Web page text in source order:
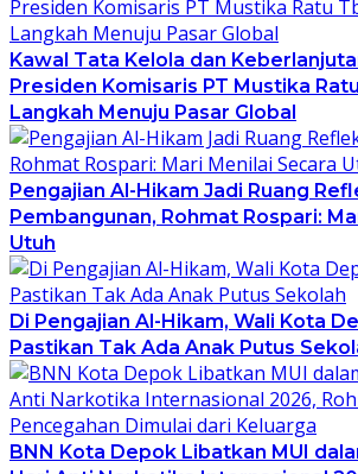
Kawal Tata Kelola dan
Presiden Komisaris PT Mustika
Langkah Menuju Pasar Global
Pengajian Al-Hikam Jadi Ruang
Pembangunan, Rohmat Rospari:
Utuh
Di Pengajian Al-Hikam, Wali Kota
Pastikan Tak Ada Anak Putus
BNN Kota Depok Libatkan MUI